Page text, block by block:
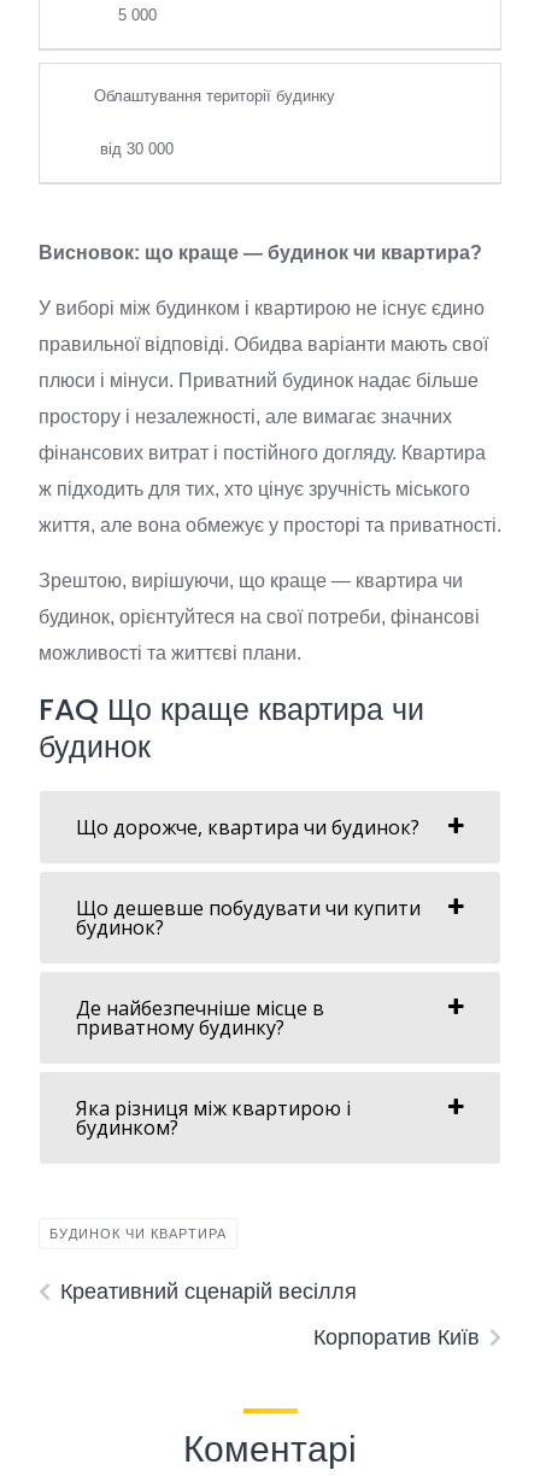
5 000
Облаштування території будинку
від 30 000
Висновок: що краще — будинок чи квартира?
У виборі між будинком і квартирою не існує єдино
правильної відповіді. Обидва варіанти мають свої
плюси і мінуси. Приватний будинок надає більше
простору і незалежності, але вимагає значних
фінансових витрат і постійного догляду. Квартира
ж підходить для тих, хто цінує зручність міського
життя, але вона обмежує у просторі та приватності.
Зрештою, вирішуючи, що краще — квартира чи
будинок, орієнтуйтеся на свої потреби, фінансові
можливості та життєві плани.
FAQ Що краще квартира чи
будинок
Що дорожче, квартира чи будинок?
Що дешевше побудувати чи купити
будинок?
Де найбезпечніше місце в
приватному будинку?
Яка різниця між квартирою і
будинком?
БУДИНОК ЧИ КВАРТИРА
Креативний сценарій весілля
Корпоратив Київ
Коментарі